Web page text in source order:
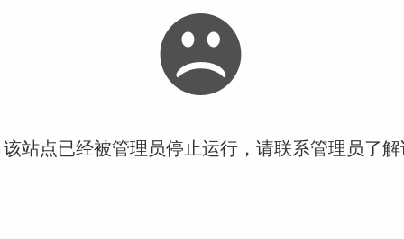
站点已经被管理员停止运行，请联系管理员了